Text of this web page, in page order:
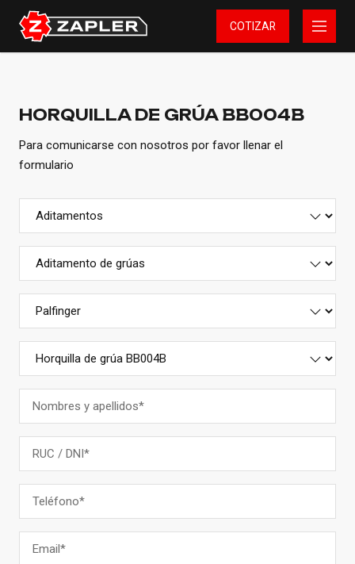
COTIZAR
HORQUILLA DE GRÚA BB004B
Para comunicarse con nosotros por favor llenar el
formulario